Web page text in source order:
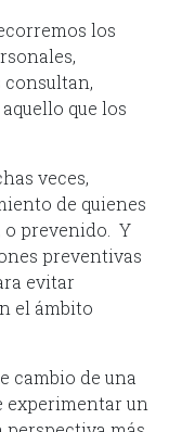
los
consultan,
que los
veces,
de quienes
o prevenido. Y
preventivas
evitar
el ámbito
cambio de una
experimentar un